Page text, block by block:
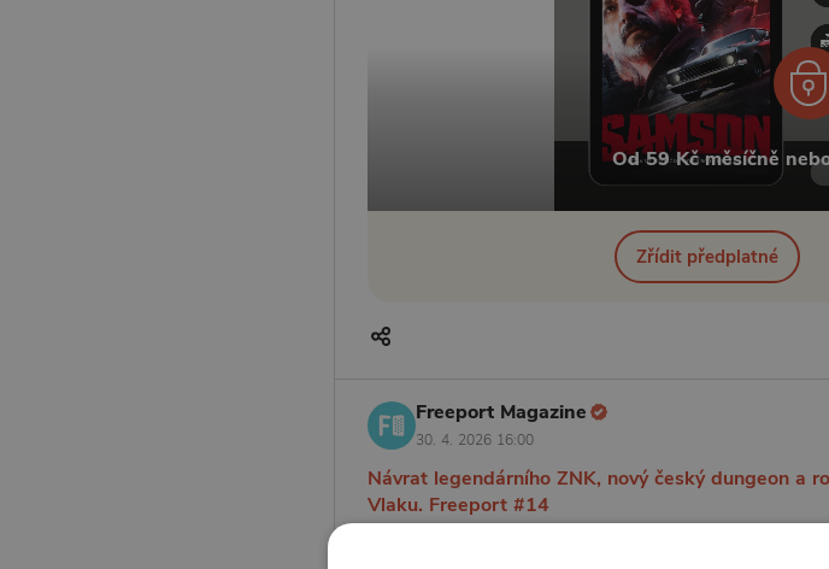
Od 59 Kč měsíčně
Zřídit předplatné
Freeport Magazine
30. 4. 2026 16:00
Návrat legendárního ZNK, nový český dungeon a
Vlaku. Freeport #14